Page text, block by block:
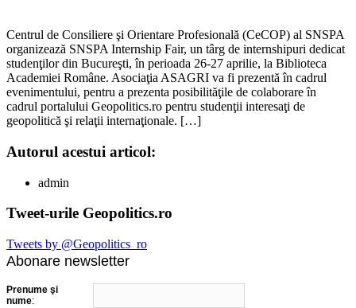
Centrul de Consiliere şi Orientare Profesională (CeCOP) al SNSPA
organizează SNSPA Internship Fair, un târg de internshipuri dedicat
studenţilor din Bucureşti, în perioada 26-27 aprilie, la Biblioteca
Academiei Române. Asociaţia ASAGRI va fi prezentă în cadrul
evenimentului, pentru a prezenta posibilităţile de colaborare în
cadrul portalului Geopolitics.ro pentru studenţii interesaţi de
geopolitică şi relaţii internaţionale. […]
Autorul acestui articol:
admin
Tweet-urile Geopolitics.ro
Tweets by @Geopolitics_ro
Abonare newsletter
Prenume şi
nume: